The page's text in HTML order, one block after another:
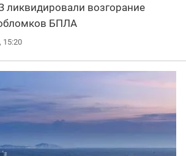
возгорание
БПЛА
15:20